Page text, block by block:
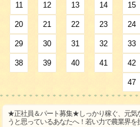
11 12 13 14 15
20 21 22 23 24
29 30 31 32 33
38 39 40 41 42
47
★正社員＆パート募集★しっかり稼ぐ、元気
うと思っているあなたへ！若い力で農業界を